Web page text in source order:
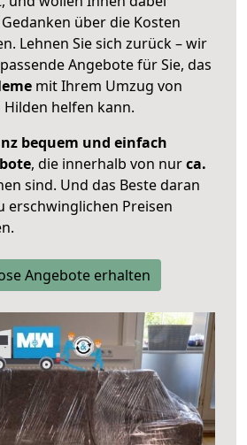
über die Kosten
Lehnen Sie sich zurück – wir
Angebote für Sie, das
mit Ihrem Umzug von
helfen kann.
bequem und einfach
, die innerhalb von nurca.
sind. Und das Beste daran
erschwinglichen Preisen
Angebote erhalten